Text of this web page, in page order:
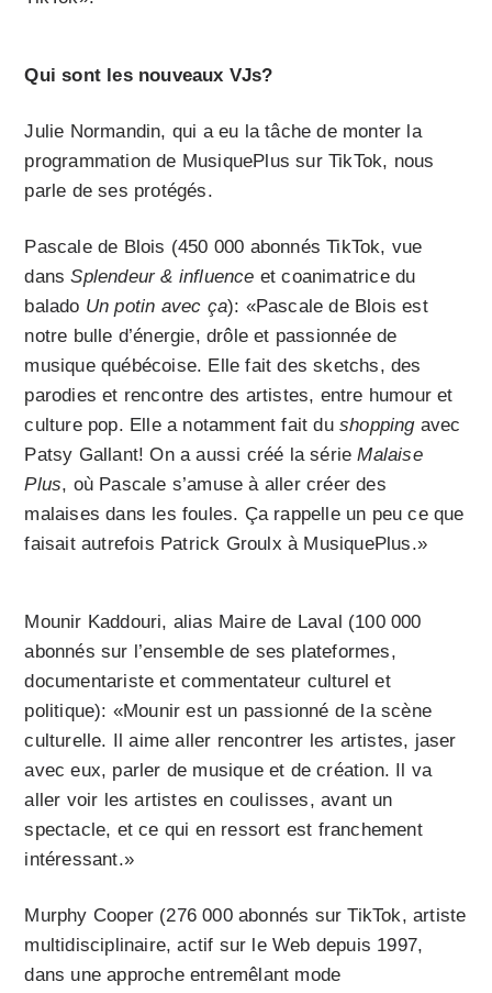
Qui sont les nouveaux VJs?
Julie Normandin, qui a eu la tâche de monter la
programmation de MusiquePlus sur TikTok, nous
parle de ses protégés.
Pascale de Blois (450 000 abonnés TikTok, vue
dansSplendeur & influence et coanimatrice du
balado Un potin avec ça): «Pascale de Blois est
notre bulle d’énergie, drôle et passionnée de
musique québécoise. Elle fait des sketchs, des
parodies et rencontre des artistes, entre humour et
culture pop. Elle a notamment fait dushopping avec
Patsy Gallant! On a aussi créé la sérieMalaise
Plus, où Pascale s’amuse à aller créer des
malaises dans les foules. Ça rappelle un peu ce que
faisait autrefois Patrick Groulx à MusiquePlus.»
Mounir Kaddouri, alias Maire de Laval (100 000
abonnés sur l’ensemble de ses plateformes,
documentariste et commentateur culturel et
politique): «Mounir est un passionné de la scène
culturelle. Il aime aller rencontrer les artistes, jaser
avec eux, parler de musique et de création. Il va
aller voir les artistes en coulisses, avant un
spectacle, et ce qui en ressort est franchement
intéressant.»
Murphy Cooper (276 000 abonnés sur TikTok, artiste
multidisciplinaire, actif sur le Web depuis 1997,
dans une approche entremêlant mode